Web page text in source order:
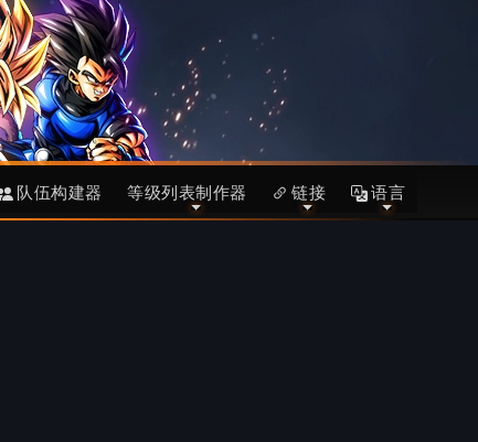
队伍构建器 等级列表制作器 链接 语言